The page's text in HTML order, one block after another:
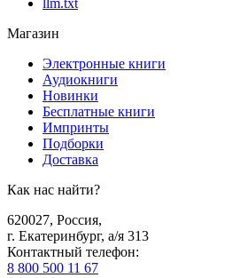
Магазин
Электронные книги
Аудиокниги
Новинки
Бесплатные книги
Импринты
Подборки
Доставка
Как нас найти?
620027, Россия,
г. Екатеринбург, а/я 313
Контактный телефон:
8 800 500 11 67